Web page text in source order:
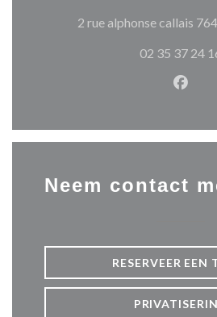
2 rue alphonse callais
02 35 37 24
Neem contact
RESERVEER EEN